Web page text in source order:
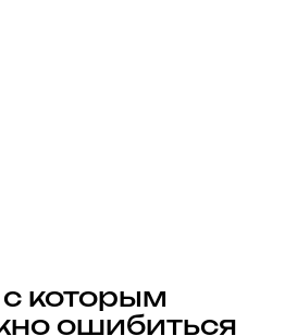
с которым
ошибиться